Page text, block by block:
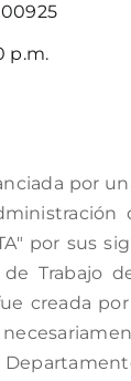
p.m.
por
por sus
Trabajo
creada